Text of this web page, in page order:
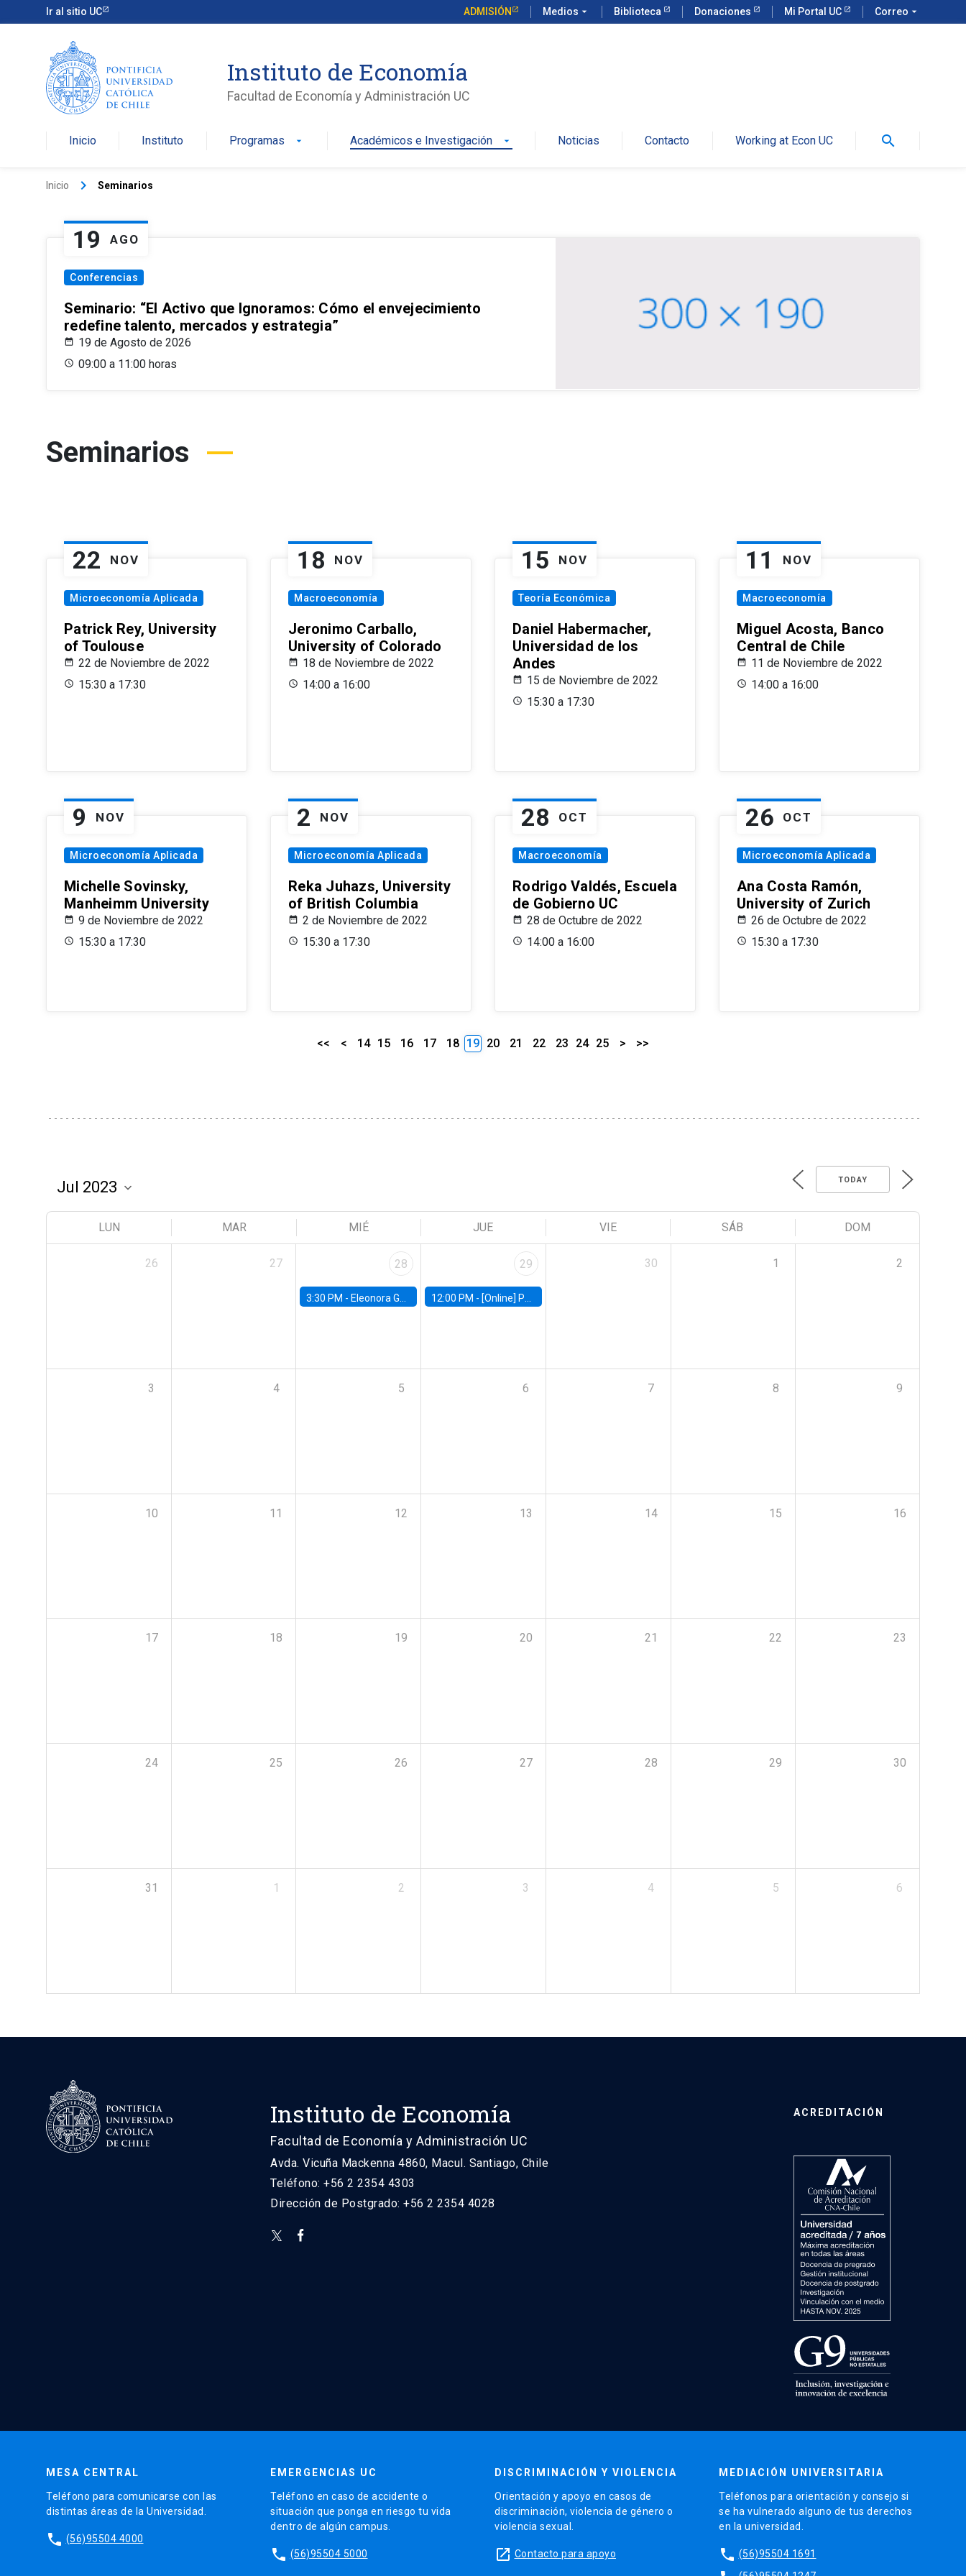
Ir al sitio UC ADMISIÓN Medios arrow_drop_down Biblioteca Donaciones Mi Portal UC Correo arrow_drop_down
Instituto de Economía
Facultad de Economía y Administración UC
Inicio Instituto Programas arrow_drop_down Académicos e Investigación arrow_drop_down Noticias Contacto Working at Econ UC search
Inicio keyboard_arrow_right Seminarios
19 AGO
Conferencias
Seminario: “El Activo que Ignoramos: Cómo el envejecimiento
redefine talento, mercados y estrategia”
19 de Agosto de 2026
09:00 a 11:00 horas
Seminarios
22 NOV
Microeconomía Aplicada
Patrick Rey, University
of Toulouse
22 de Noviembre de 2022
15:30 a 17:30
18 NOV
Macroeconomía
Jeronimo Carballo,
University of Colorado
18 de Noviembre de 2022
14:00 a 16:00
15 NOV
Teoría Económica
Daniel Habermacher,
Universidad de los
Andes
15 de Noviembre de 2022
15:30 a 17:30
11 NOV
Macroeconomía
Miguel Acosta, Banco
Central de Chile
11 de Noviembre de 2022
14:00 a 16:00
9 NOV
Microeconomía Aplicada
Michelle Sovinsky,
Manheimm University
9 de Noviembre de 2022
15:30 a 17:30
2 NOV
Microeconomía Aplicada
Reka Juhazs, University
of British Columbia
2 de Noviembre de 2022
15:30 a 17:30
28 OCT
Macroeconomía
Rodrigo Valdés, Escuela
de Gobierno UC
28 de Octubre de 2022
14:00 a 16:00
26 OCT
Microeconomía Aplicada
Ana Costa Ramón,
University of Zurich
26 de Octubre de 2022
15:30 a 17:30
<< < 14 15 16 17 18 19 20 21 22 23 24 25 > >>
TODAY
LUN MAR MIÉ JUE VIE SÁB DOM
26 27 28
3:30 PM - Eleonora Guarnieri, Exeter University
29
12:00 PM - [Online] Pablo Slutzky, University of Maryland
30 1 2
3 4 5 6 7 8 9
10 11 12 13 14 15 16
17 18 19 20 21 22 23
24 25 26 27 28 29 30
31 1 2 3 4 5 6
Instituto de Economía
Facultad de Economía y Administración UC
Avda. Vicuña Mackenna 4860, Macul. Santiago, Chile
Teléfono: +56 2 2354 4303
Dirección de Postgrado: +56 2 2354 4028
ACREDITACIÓN
MESA CENTRAL
Teléfono para comunicarse con las
distintas áreas de la Universidad.
phone (56)95504 4000
EMERGENCIAS UC
Teléfono en caso de accidente o
situación que ponga en riesgo tu vida
dentro de algún campus.
phone (56)95504 5000
DISCRIMINACIÓN Y VIOLENCIA
Orientación y apoyo en casos de
discriminación, violencia de género o
violencia sexual.
launch Contacto para apoyo
MEDIACIÓN UNIVERSITARIA
Teléfonos para orientación y consejo si
se ha vulnerado alguno de tus derechos
en la universidad.
phone (56)95504 1691